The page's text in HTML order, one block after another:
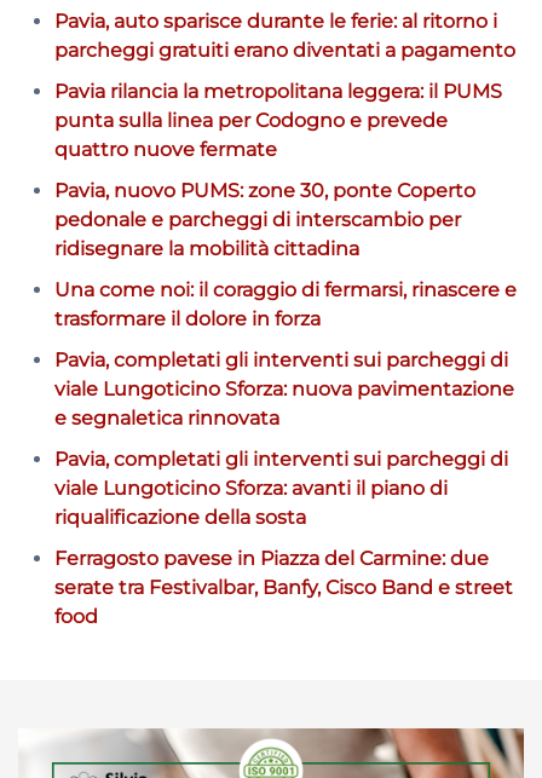
Pavia, auto sparisce durante le ferie: al ritorno i
parcheggi gratuiti erano diventati a pagamento
Pavia rilancia la metropolitana leggera: il PUMS
punta sulla linea per Codogno e prevede
quattro nuove fermate
Pavia, nuovo PUMS: zone 30, ponte Coperto
pedonale e parcheggi di interscambio per
ridisegnare la mobilità cittadina
Una come noi: il coraggio di fermarsi, rinascere e
trasformare il dolore in forza
Pavia, completati gli interventi sui parcheggi di
viale Lungoticino Sforza: nuova pavimentazione
e segnaletica rinnovata
Pavia, completati gli interventi sui parcheggi di
viale Lungoticino Sforza: avanti il piano di
riqualificazione della sosta
Ferragosto pavese in Piazza del Carmine: due
serate tra Festivalbar, Banfy, Cisco Band e street
food